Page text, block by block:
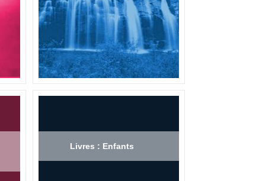
Livres : Enfants